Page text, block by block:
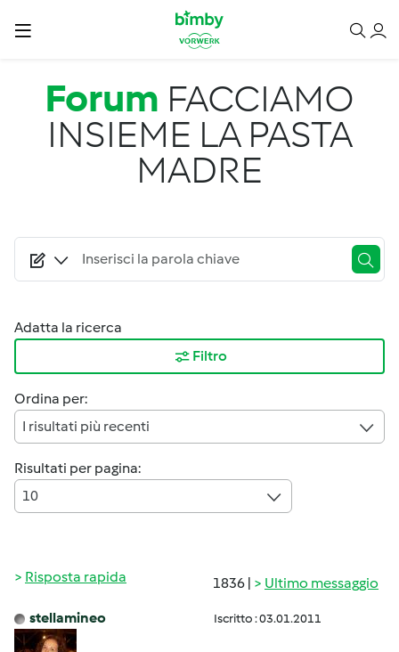
Salta al contenuto principale
Forum FACCIAMO
INSIEME LA PASTA
MADRE
Adatta la ricerca
Filtro
Ordina per:
I risultati più recenti
Risultati per pagina:
10
1836 | Ultimo messaggio
Risposta rapida
stellamineo Iscritto : 03.01.2011